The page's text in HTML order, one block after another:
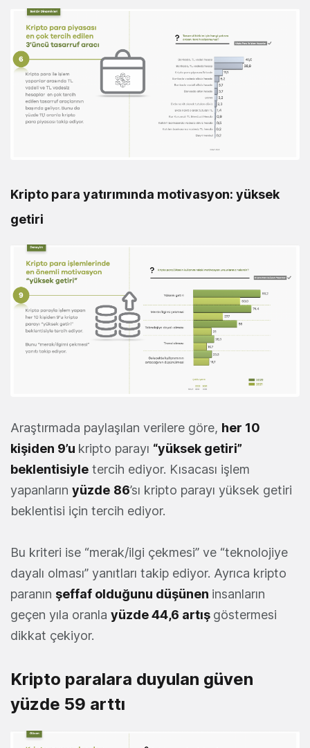
Kripto para yatırımında motivasyon: yüksek
getiri
Araştırmada paylaşılan verilere göre, her 10
kişiden 9’u kripto parayı “yüksek getiri”
beklentisiyle tercih ediyor. Kısacası işlem
yapanların yüzde 86’sı kripto parayı yüksek getiri
beklentisi için tercih ediyor.
Bu kriteri ise “merak/ilgi çekmesi” ve “teknolojiye
dayalı olması” yanıtları takip ediyor. Ayrıca kripto
paranın şeffaf olduğunu düşünen insanların
geçen yıla oranla yüzde 44,6 artış göstermesi
dikkat çekiyor.
Kripto paralara duyulan güven
yüzde 59 arttı